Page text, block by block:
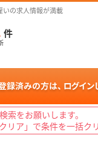
いの求人情報が満載
件
をお願いします。
ア」で条件を一括ク